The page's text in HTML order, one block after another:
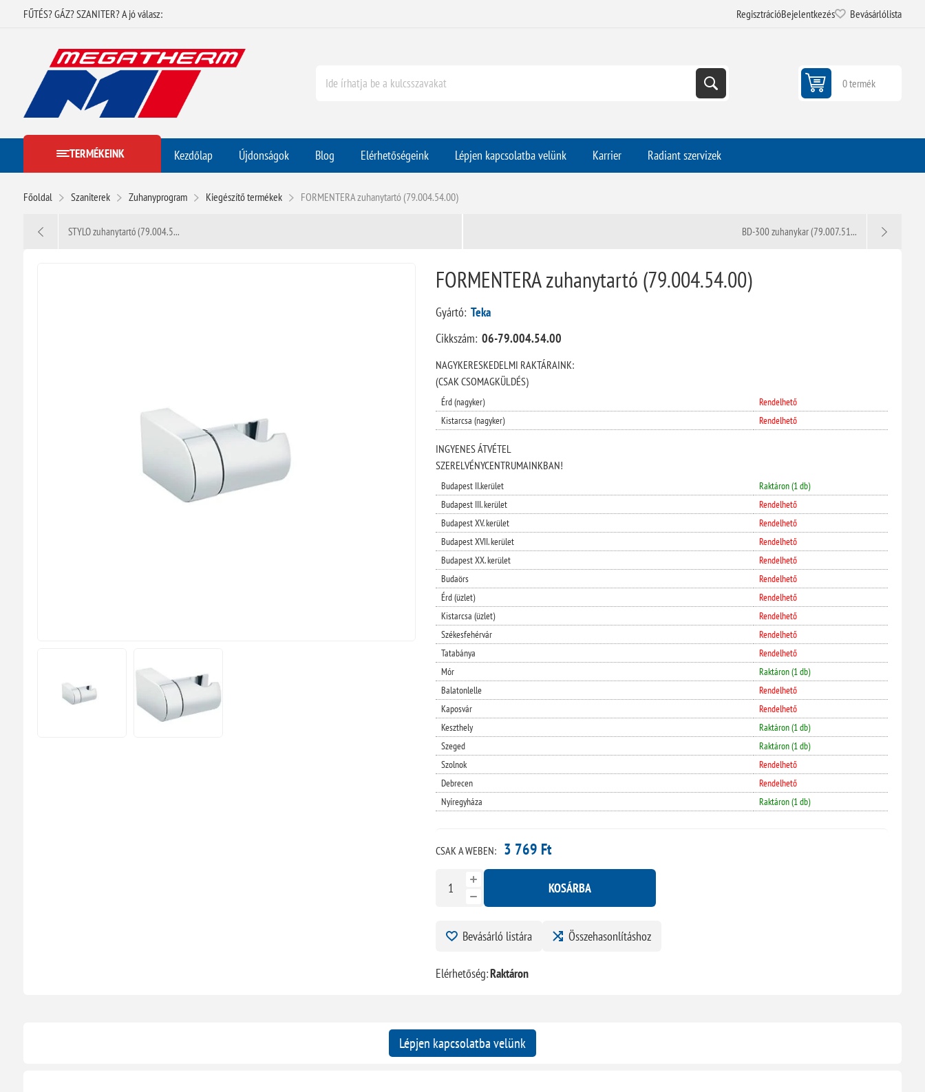
FŰTÉS? GÁZ? SZANITER? A jó válasz: RegisztrációBejelentkezés Bevásárlólista
0 termék
TERMÉKEINK Kezdőlap Újdonságok Blog Elérhetőségeink Lépjen kapcsolatba velünk Karrier Radiant szervizek
Főoldal Szaniterek Zuhanyprogram Kiegészítő termékek FORMENTERA zuhanytartó (79.004.54.00)
STYLO zuhanytartó (79.004.5... BD-300 zuhanykar (79.007.51...
FORMENTERA zuhanytartó (79.004.54.00)
Gyártó: Teka
Cikkszám: 06-79.004.54.00
NAGYKERESKEDELMI RAKTÁRAINK:
(CSAK CSOMAGKÜLDÉS)
Érd (nagyker)
Rendelhető
Kistarcsa (nagyker)
Rendelhető
INGYENES ÁTVÉTEL
SZERELVÉNYCENTRUMAINKBAN!
Budapest II.kerület
Raktáron (1 db)
Budapest III. kerület
Rendelhető
Budapest XV. kerület
Rendelhető
Budapest XVII. kerület
Rendelhető
Budapest XX. kerület
Rendelhető
Budaörs
Rendelhető
Érd (üzlet)
Rendelhető
Kistarcsa (üzlet)
Rendelhető
Székesfehérvár
Rendelhető
Tatabánya
Rendelhető
Mór
Raktáron (1 db)
Balatonlelle
Rendelhető
Kaposvár
Rendelhető
Keszthely
Raktáron (1 db)
Szeged
Raktáron (1 db)
Szolnok
Rendelhető
Debrecen
Rendelhető
Nyíregyháza
Raktáron (1 db)
CSAK A WEBEN: 3 769 Ft
KOSÁRBA
Bevásárló listára Összehasonlításhoz
Elérhetőség:Raktáron
Lépjen kapcsolatba velünk